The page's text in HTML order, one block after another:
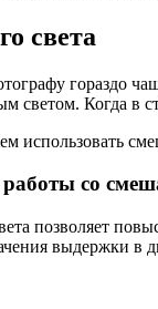
света
гораздо
светом. Когда в
использовать
со
позволяет
выдержки в